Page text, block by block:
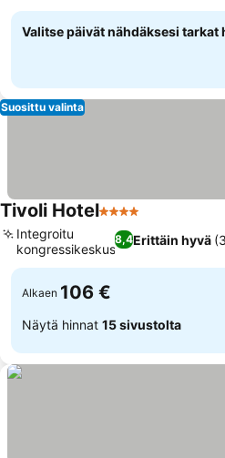
Valitse päivät nähdäksesi tarkat
Suosittu valinta
Tivoli Hotel4 Tähtiluokitus
8,4Erittäin hyvä
Integroitu
kongressikeskus
Alkaen 106 €
Näytä hinnat 15 sivustolta